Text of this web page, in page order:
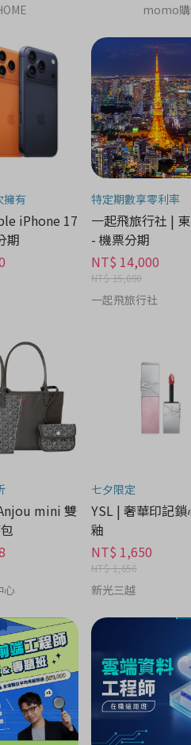
momo
擁有
iPhone 17
期
特定期數享零利率
一起飛旅行社 |
- 機票分期
NT$ 14,000
NT$ 15,000
一起飛旅行社
mini 雙
心
七夕限定
YSL | 奢華印記鎖
釉
NT$ 1,650
NT$ 1,650
新光三越